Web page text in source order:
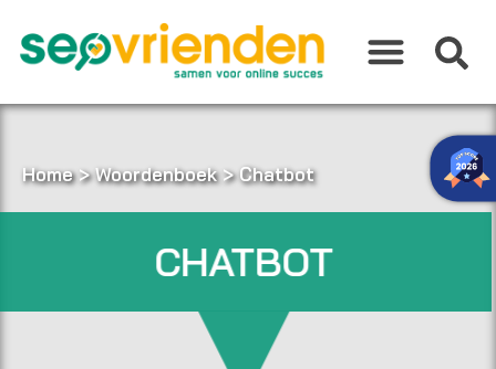
naar
inhoud
Home>Woordenboek>Chatbot
CHATBOT